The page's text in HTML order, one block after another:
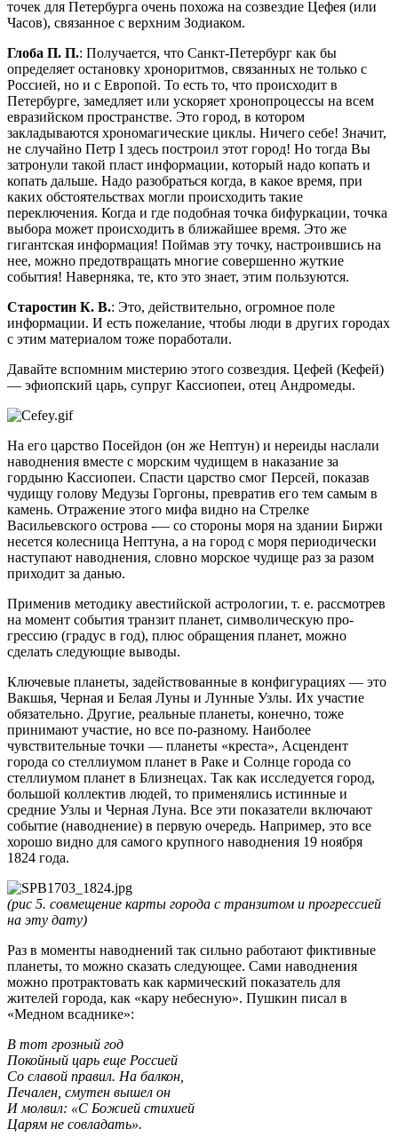
точек для Петербурга очень похожа на созвездие Цефея (или
Часов), связанное с верхним Зодиаком.
Глоба П. П.: Получается, что Санкт-Петербург как бы
определяет остановку хроноритмов, связанных не только с
Росси­ей, но и с Европой. То есть то, что происходит в
Петербурге, замедляет или ускоряет хронопроцессы на всем
евразийском пространстве. Это город, в котором
закладываются хрономагические циклы. Ничего себе! Значит,
не случайно Петр I здесь построил этот город! Но тогда Вы
затронули такой пласт информации, который надо копать и
копать дальше. Надо разо­браться когда, в какое время, при
каких обстоятельствах могли происходить такие
переключения. Когда и где подобная точка бифуркации, точка
выбора может происходить в ближайшее время. Это же
гигантская информация! Поймав эту точку, на­строившись на
нее, можно предотвращать многие совершенно жуткие
события! Наверняка, те, кто это знает, этим пользуются.
Старостин К. В.: Это, действительно, огромное поле
информации. И есть пожелание, чтобы люди в других городах
с этим материалом тоже поработали.
Давайте вспомним мистерию этого созвездия. Цефей (Кефей)
— эфиопский царь, супруг Кассиопеи, отец Андромеды.
На его царство Посейдон (он же Нептун) и нереиды наслали
наводнения вместе с морским чудищем в наказание за
гордыню Кассиопеи. Спасти царство смог Персей, показав
чудищу голову Медузы Горгоны, превратив его тем самым в
камень. Отражение этого мифа видно на Стрелке
Васильевского острова -— со стороны моря на здании Биржи
несется колесница Нептуна, а на город с моря периодически
наступают наводнения, словно морское чудище раз за разом
приходит за данью.
Применив методику авестийской астрологии, т. е. рассмотрев
на момент события транзит планет, символическую про­
грессию (градус в год), плюс обращения планет, можно
сделать следующие выводы.
Ключевые планеты, задействованные в конфигурациях — это
Вакшья, Черная и Белая Луны и Лунные Узлы. Их участие
обязательно. Другие, реальные планеты, конечно, тоже
принимают участие, но все по-разному. Наиболее
чувствительные точки — планеты «креста», Асцендент
города со стеллиумом планет в Раке и Солнце города со
стеллиумом планет в Близне­цах. Так как исследуется город,
большой коллектив людей, то применялись истинные и
средние Узлы и Черная Луна. Все эти показатели включают
событие (наводнение) в первую очередь. Например, это все
хорошо видно для самого крупного наводне­ния 19 ноября
1824 года.
(рис 5. совмещение карты города с транзитом и прогрессией
на эту дату)
Раз в моменты наводнений так сильно работают фиктивные
планеты, то можно сказать следующее. Сами наводнения
можно протрактовать как кармический показатель для
жителей города, как «кару небесную». Пушкин писал в
«Медном всаднике»:
В тот грозный год
Покойный царь еще Россией
Со славой правил. На балкон,
Печален, смутен вышел он
И молвил: «С Божией стихией
Царям не совладать».